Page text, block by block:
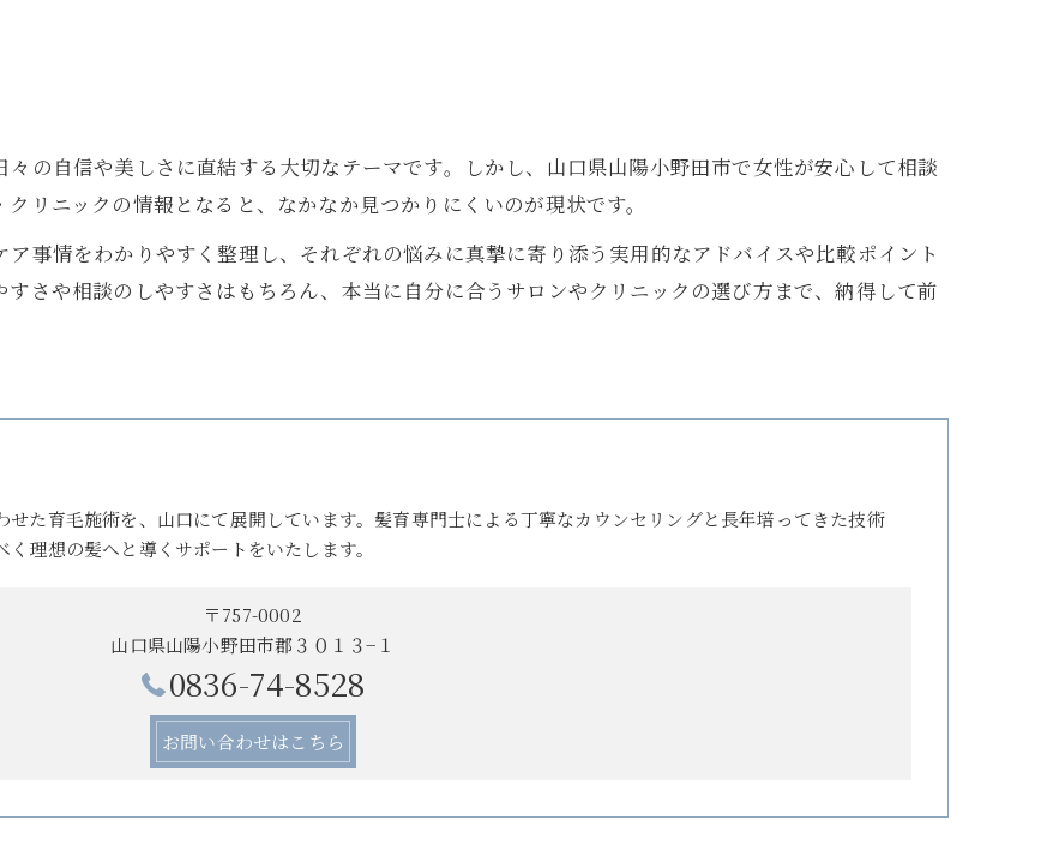
の自信や美しさに直結する大切なテーマです。しかし、山口県山陽小野田市で女性が安心して相談
リニックの情報となると、なかなか見つかりにくいのが現状です。
事情をわかりやすく整理し、それぞれの悩みに真摯に寄り添う実用的なアドバイスや比較ポイント
さや相談のしやすさはもちろん、本当に自分に合うサロンやクリニックの選び方まで、納得して前
せた育毛施術を、山口にて展開しています。髪育専門士による丁寧なカウンセリングと長年培ってきた技術
理想の髪へと導くサポートをいたします。
〒757-0002
山口県山陽小野田市郡３０１３−１
0836-74-8528
お問い合わせはこちら